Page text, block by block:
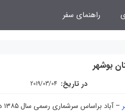
راهنمای سفر
بوشهر
در تاریخ: 2019/03/04
– آباد براساس سرشماری رسمی سال ۱۳۸۵ دارای ۳۱۹۷نفر (۷۳۷خانوار) بوده‌است.